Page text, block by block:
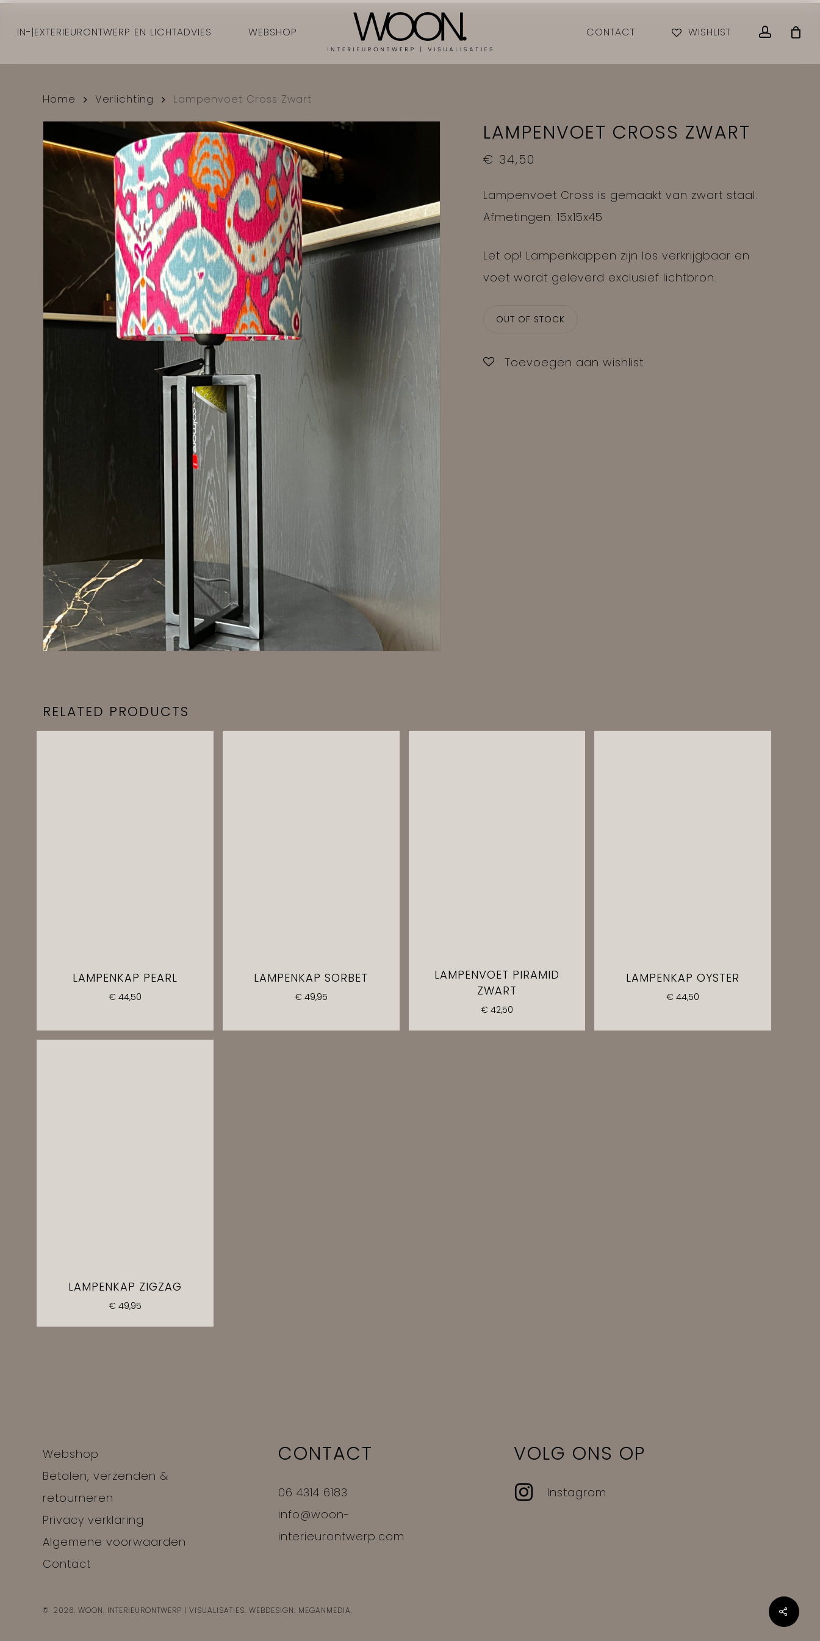
IN-|EXTERIEURONTWERP EN LICHTADVIES WEBSHOP CONTACT WISHLIST Close
Cart
Home Verlichting Lampenvoet Cross Zwart
LAMPENVOET CROSS ZWART
€ 34,50
Lampenvoet Cross is gemaakt van zwart staal.
Afmetingen: 15x15x45
Let op! Lampenkappen zijn los verkrijgbaar en
voet wordt geleverd exclusief lichtbron.
OUT OF STOCK
Toevoegen aan wishlist
RELATED PRODUCTS
LAMPENKAP PEARL
€ 44,50
LAMPENKAP SORBET
€ 49,95
LAMPENVOET PIRAMID
ZWART
€ 42,50
LAMPENKAP OYSTER
€ 44,50
LAMPENKAP ZIGZAG
€ 49,95
Webshop
Betalen, verzenden &
retourneren
Privacy verklaring
Algemene voorwaarden
Contact
CONTACT
06 4314 6183
info@woon-
interieurontwerp.com
VOLG ONS OP
Instagram
© 2026. WOON. INTERIEURONTWERP | VISUALISATIES. WEBDESIGN: MEGANMEDIA.